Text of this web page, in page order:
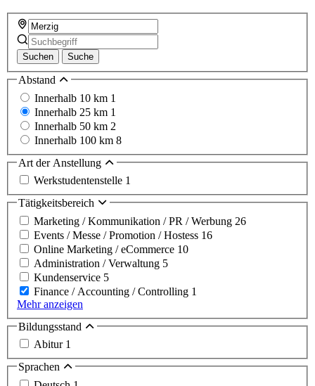
Suchen Suche
Abstand
Innerhalb 10 km 1
Innerhalb 25 km 1
Innerhalb 50 km 2
Innerhalb 100 km 8
Art der Anstellung
Werkstudentenstelle 1
Tätigkeitsbereich
Marketing / Kommunikation / PR / Werbung 26
Events / Messe / Promotion / Hostess 16
Online Marketing / eCommerce 10
Administration / Verwaltung 5
Kundenservice 5
Finance / Accounting / Controlling 1
Mehr anzeigen
Bildungsstand
Abitur 1
Sprachen